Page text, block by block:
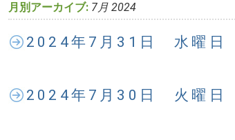
月別アーカイブ: 7月 2024
2024年7月31日 水曜日
2024年7月30日 火曜日